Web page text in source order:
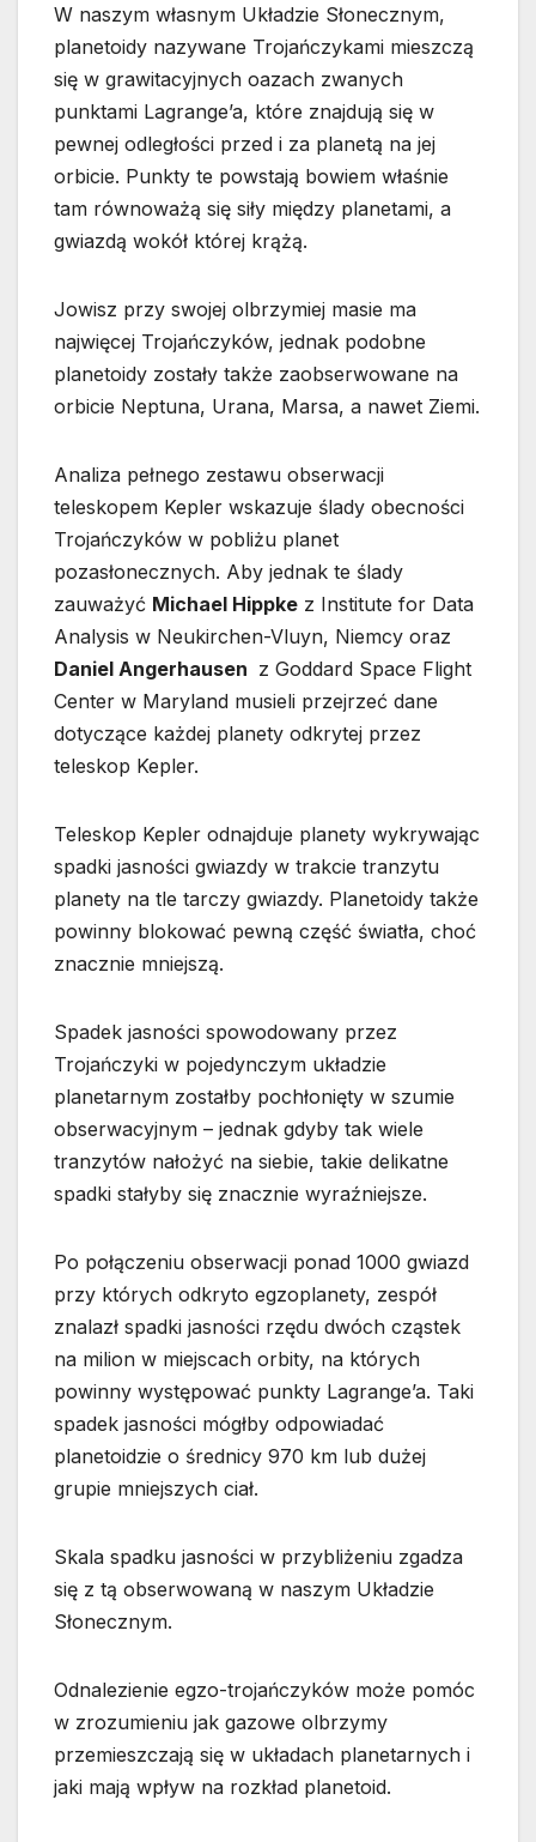
W naszym własnym Układzie Słonecznym,
planetoidy nazywane Trojańczykami mieszczą
się w grawitacyjnych oazach zwanych
punktami Lagrange’a, które znajdują się w
pewnej odległości przed i za planetą na jej
orbicie. Punkty te powstają bowiem właśnie
tam równoważą się siły między planetami, a
gwiazdą wokół której krążą.
Jowisz przy swojej olbrzymiej masie ma
najwięcej Trojańczyków, jednak podobne
planetoidy zostały także zaobserwowane na
orbicie Neptuna, Urana, Marsa, a nawet Ziemi.
Analiza pełnego zestawu obserwacji
teleskopem Kepler wskazuje ślady obecności
Trojańczyków w pobliżu planet
pozasłonecznych. Aby jednak te ślady
zauważyć Michael Hippke z Institute for Data
Analysis w Neukirchen-Vluyn, Niemcy oraz
Daniel Angerhausen z Goddard Space Flight
Center w Maryland musieli przejrzeć dane
dotyczące każdej planety odkrytej przez
teleskop Kepler.
Teleskop Kepler odnajduje planety wykrywając
spadki jasności gwiazdy w trakcie tranzytu
planety na tle tarczy gwiazdy. Planetoidy także
powinny blokować pewną część światła, choć
znacznie mniejszą.
Spadek jasności spowodowany przez
Trojańczyki w pojedynczym układzie
planetarnym zostałby pochłonięty w szumie
obserwacyjnym – jednak gdyby tak wiele
tranzytów nałożyć na siebie, takie delikatne
spadki stałyby się znacznie wyraźniejsze.
Po połączeniu obserwacji ponad 1000 gwiazd
przy których odkryto egzoplanety, zespół
znalazł spadki jasności rzędu dwóch cząstek
na milion w miejscach orbity, na których
powinny występować punkty Lagrange’a. Taki
spadek jasności mógłby odpowiadać
planetoidzie o średnicy 970 km lub dużej
grupie mniejszych ciał.
Skala spadku jasności w przybliżeniu zgadza
się z tą obserwowaną w naszym Układzie
Słonecznym.
Odnalezienie egzo-trojańczyków może pomóc
w zrozumieniu jak gazowe olbrzymy
przemieszczają się w układach planetarnych i
jaki mają wpływ na rozkład planetoid.